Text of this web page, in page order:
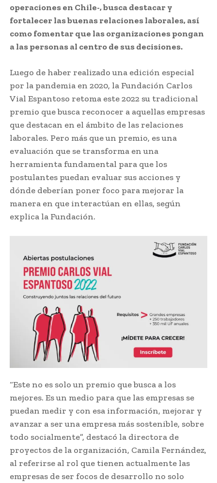
operaciones en Chile-, busca destacar y
fortalecer las buenas relaciones laborales, así
como fomentar que las organizaciones pongan
a las personas al centro de sus decisiones.
Luego de haber realizado una edición especial
por la pandemia en 2020, la Fundación Carlos
Vial Espantoso retoma este 2022 su tradicional
premio que busca reconocer a aquellas empresas
que destacan en el ámbito de las relaciones
laborales. Pero más que un premio, es una
evaluación que se transforma en una
herramienta fundamental para que los
postulantes puedan evaluar sus acciones y
dónde deberían poner foco para mejorar la
manera en que interactúan en ellas, según
explica la Fundación.
“Este no es solo un premio que busca a los
mejores. Es un medio para que las empresas se
puedan medir y con esa información, mejorar y
avanzar a ser una empresa más sostenible, sobre
todo socialmente”, destacó la directora de
proyectos de la organización, Camila Fernández,
al referirse al rol que tienen actualmente las
empresas de ser focos de desarrollo no solo